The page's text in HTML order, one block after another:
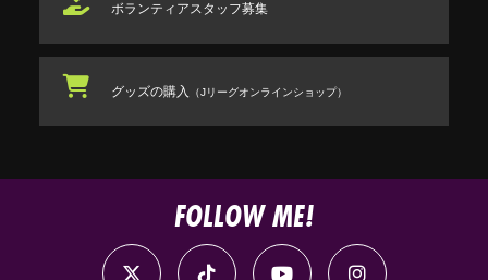
ボランティアスタッフ募集
グッズの購入 （Jリーグオンラインショップ）
FOLLOW ME!